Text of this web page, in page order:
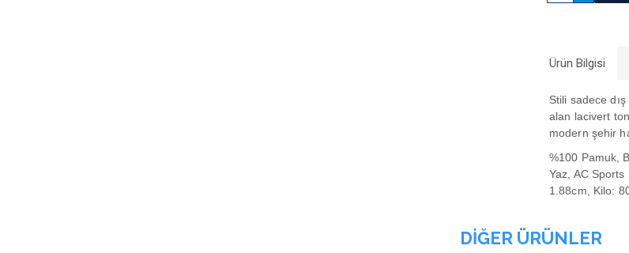
Ürün Bilgisi
Stili sadece
alan lacivert
modern şehir
%100 Pamuk,
Yaz, AC Sports
1.88cm, Kilo:
DIĞER ÜRÜNLER